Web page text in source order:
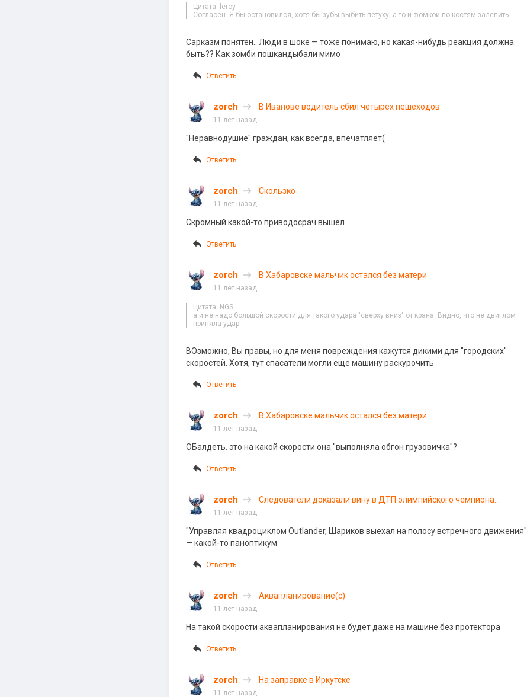
Цитата: leroy
Согласен. Я бы остановился, хотя бы зубы выбить петуху, а то и фомкой по костям залепить.
Сарказм понятен.. Люди в шоке — тоже понимаю, но какая-нибудь реакция должна
быть?? Как зомби пошкандыбали мимо
Ответить
zorch В Иванове водитель сбил четырех пешеходов
11 лет назад
"Неравнодушие" граждан, как всегда, впечатляет(
Ответить
zorch Скользко
11 лет назад
Скромный какой-то приводосрач вышел
Ответить
zorch В Хабаровске мальчик остался без матери
11 лет назад
Цитата: NGS
а и не надо большой скорости для такого удара "сверху вниз" от крана. Видно, что не двиглом
приняла удар.
ВОзможно, Вы правы, но для меня повреждения кажутся дикими для "городских"
скоростей. Хотя, тут спасатели могли еще машину раскурочить
Ответить
zorch В Хабаровске мальчик остался без матери
11 лет назад
ОБалдеть. это на какой скорости она "выполняла обгон грузовичка"?
Ответить
zorch
Следователи доказали вину в ДТП олимпийского чемпиона
11 лет назад
"Управляя квадроциклом Outlander, Шариков выехал на полосу встречного движения"
— какой-то паноптикум
Ответить
zorch Аквапланирование(c)
11 лет назад
На такой скорости аквапланирования не будет даже на машине без протектора
Ответить
zorch На заправке в Иркутске
11 лет назад